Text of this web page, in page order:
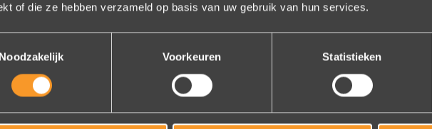
of die ze hebben verzameld op basis van uw gebruik van hun services.
Noodzakelijk
Voorkeuren Statistieken
Ennio Drost